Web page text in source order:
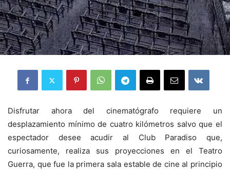
Disfrutar ahora del cinematógrafo requiere un
desplazamiento mínimo de cuatro kilómetros salvo que el
espectador desee acudir al Club Paradiso que,
curiosamente, realiza sus proyecciones en el Teatro
Guerra, que fue la primera sala estable de cine al principio